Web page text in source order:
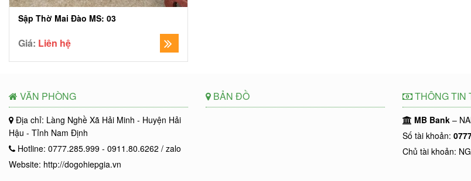
Sập Thờ Mai Đào MS: 03
Giá: Liên hệ
VĂN PHÒNG
Địa chỉ: Làng Nghề Xã Hải Minh - Huyện Hải
Hậu - Tỉnh Nam Định
Hotline: 0777.285.999 - 0911.80.6262 / zalo
Website: http://dogohiepgia.vn
BẢN ĐỒ THÔNG TIN
MB Bank –
Số tài khoản:
Chủ tài khoản: